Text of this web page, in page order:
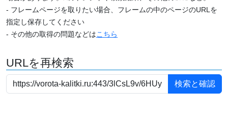
- フレームページを取りたい場合、フレームの中のページのURLを
指定し保存してください
- その他の取得の問題などはこちら
URLを再検索